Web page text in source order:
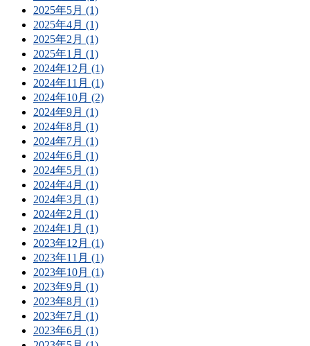
2025年5月 (1)
2025年4月 (1)
2025年2月 (1)
2025年1月 (1)
2024年12月 (1)
2024年11月 (1)
2024年10月 (2)
2024年9月 (1)
2024年8月 (1)
2024年7月 (1)
2024年6月 (1)
2024年5月 (1)
2024年4月 (1)
2024年3月 (1)
2024年2月 (1)
2024年1月 (1)
2023年12月 (1)
2023年11月 (1)
2023年10月 (1)
2023年9月 (1)
2023年8月 (1)
2023年7月 (1)
2023年6月 (1)